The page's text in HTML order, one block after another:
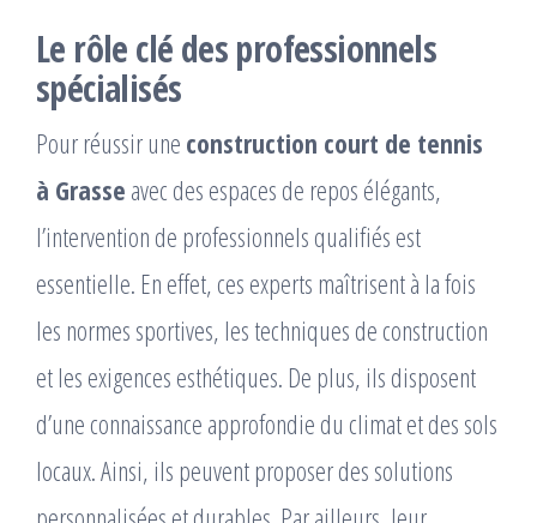
Le rôle clé des professionnels
spécialisés
Pour réussir une construction court de tennis
à Grasse avec des espaces de repos élégants,
l’intervention de professionnels qualifiés est
essentielle. En effet, ces experts maîtrisent à la fois
les normes sportives, les techniques de construction
et les exigences esthétiques. De plus, ils disposent
d’une connaissance approfondie du climat et des sols
locaux. Ainsi, ils peuvent proposer des solutions